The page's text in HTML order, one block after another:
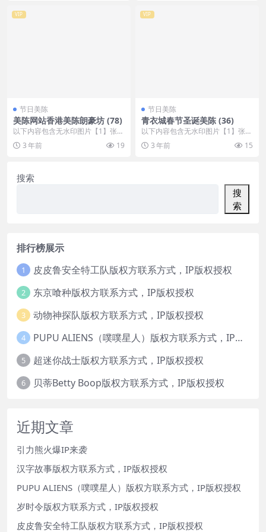
VIP
节日美陈
美陈网站香港美陈朗豪坊 (78)
以下内容包含无水印图片【1】张
，开通会员无障碍浏览 开通VIP会
员 3 年前 19
VIP
节日美陈
青衣城春节圣诞美陈 (36)
以下内容包含无水印图片【1】张
，开通会员无障碍浏览 开通VIP会
员 3 年前 15
搜索
搜
索
排行榜展示
1 皮皮鲁安全特工队版权方联系方式，IP版权授权
2 东京喰种版权方联系方式，IP版权授权
3 动物神探队版权方联系方式，IP版权授权
4 PUPU ALIENS（噗噗星人）版权方联系方式，IP版权授权
5 超迷你战士版权方联系方式，IP版权授权
6 贝蒂Betty Boop版权方联系方式，IP版权授权
近期文章
引力熊火爆IP来袭
汉字故事版权方联系方式，IP版权授权
PUPU ALIENS（噗噗星人）版权方联系方式，IP版权授权
岁时令版权方联系方式，IP版权授权
皮皮鲁安全特工队版权方联系方式，IP版权授权